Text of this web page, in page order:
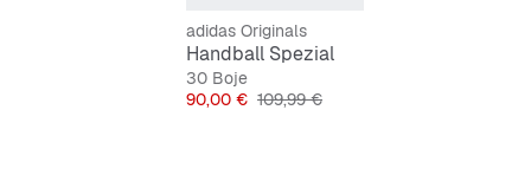
Standardan krojadidas Originals
Handball Spezial
30 Boje
Cijena
90,00 € Originalna cijena
109,99 €